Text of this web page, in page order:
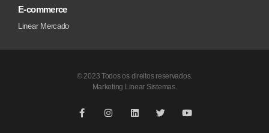
E-commerce
Linear Mercado
© 2023 Todos os direitos reservados.
Marketing Linear Sistemas.